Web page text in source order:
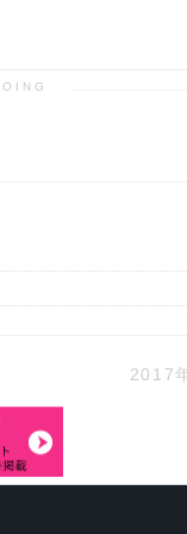
2017